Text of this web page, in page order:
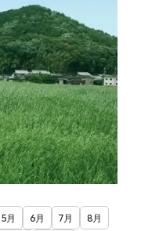
5月 6月 7月
8月